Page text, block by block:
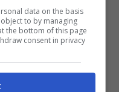
più
data on the basis
to by managing
the bottom of this page
consent in privacy